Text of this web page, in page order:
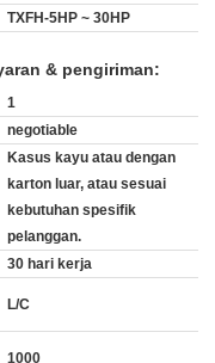
TXFH-5HP ~ 30HP
& pengiriman:
1
negotiable
Kasus kayu atau dengan
karton luar, atau sesuai
kebutuhan spesifik
pelanggan.
30 hari kerja
L/C
1000